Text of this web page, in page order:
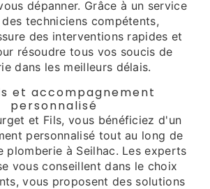
dépanner. Grâce à un service
techniciens compétents,
des interventions rapides et
résoudre tous vos soucis de
dans les meilleurs délais.
et accompagnement
personnalisé
et Fils, vous bénéficiez d'un
personnalisé tout au long de
plomberie à Seilhac. Les experts
vous conseillent dans le choix
vous proposent des solutions